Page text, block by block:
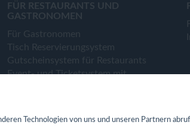
FÜR RESTAURANTS UND
GASTRONOMEN
Für Gastronomen
Tisch Reservierungsystem
Gutscheinsystem für Restaurants
Event- und Ticketsystem mit
Webseiten für Restaurant
Technologien von uns und unseren Partnern